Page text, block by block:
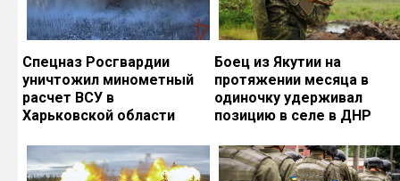
Спецназ Росгвардии
уничтожил минометный
расчет ВСУ в
Харьковской области
Боец из Якутии на
протяжении месяца в
одиночку удерживал
позицию в селе в ДНР